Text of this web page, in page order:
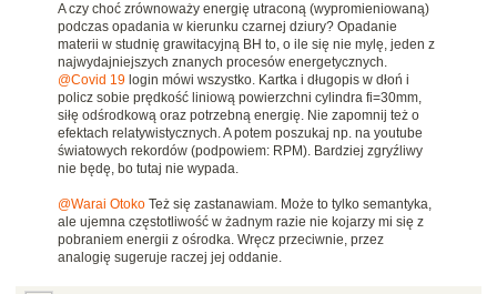
A czy choć zrównoważy energię utraconą (wypromieniowaną)
podczas opadania w kierunku czarnej dziury? Opadanie
materii w studnię grawitacyjną BH to, o ile się nie mylę, jeden z
najwydajniejszych znanych procesów energetycznych.
@Covid 19 login mówi wszystko. Kartka i długopis w dłoń i
policz sobie prędkość liniową powierzchni cylindra fi=30mm,
siłę odśrodkową oraz potrzebną energię. Nie zapomnij też o
efektach relatywistycznych. A potem poszukaj np. na youtube
światowych rekordów (podpowiem: RPM). Bardziej zgryźliwy
nie będę, bo tutaj nie wypada.
@Warai Otoko Też się zastanawiam. Może to tylko semantyka,
ale ujemna częstotliwość w żadnym razie nie kojarzy mi się z
pobraniem energii z ośrodka. Wręcz przeciwnie, przez
analogię sugeruje raczej jej oddanie.